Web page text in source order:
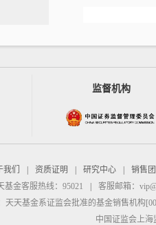
监督机构
我们 资质证明 研究中心
销售
基金客服热线：95021
客服邮箱：
天天基金系证监会批准的基金销售机构
中国证监会上